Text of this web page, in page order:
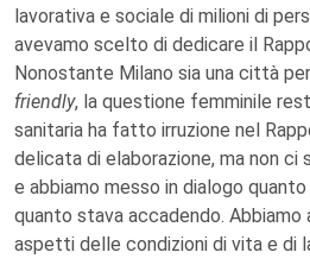
lavorativa e sociale di milioni di
avevamo scelto di dedicare il
Nonostante Milano sia una città
friendly, la questione femminile
sanitaria ha fatto irruzione nel
delicata di elaborazione, ma non
e abbiamo messo in dialogo
quanto stava accadendo.
aspetti delle condizioni di vita e di